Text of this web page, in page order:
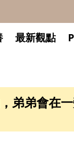
最新觀點
弟弟會在